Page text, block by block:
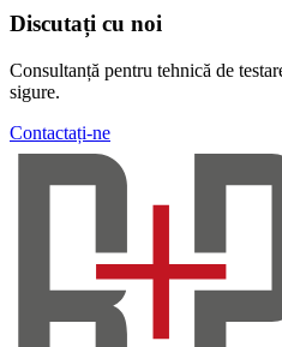
Discutați cu noi
Consultanță pentru tehnică de
sigure.
Contactați-ne